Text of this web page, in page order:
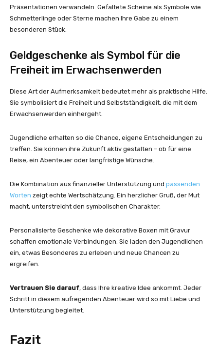
Präsentationen verwandeln. Gefaltete Scheine als Symbole wie
Schmetterlinge oder Sterne machen Ihre Gabe zu einem
besonderen Stück.
Geldgeschenke als Symbol für die
Freiheit im Erwachsenwerden
Diese Art der Aufmerksamkeit bedeutet mehr als praktische Hilfe.
Sie symbolisiert die Freiheit und Selbstständigkeit, die mit dem
Erwachsenwerden einhergeht.
Jugendliche erhalten so die Chance, eigene Entscheidungen zu
treffen. Sie können ihre Zukunft aktiv gestalten – ob für eine
Reise, ein Abenteuer oder langfristige Wünsche.
Die Kombination aus finanzieller Unterstützung und passenden
Worten zeigt echte Wertschätzung. Ein herzlicher Gruß, der Mut
macht, unterstreicht den symbolischen Charakter.
Personalisierte Geschenke wie dekorative Boxen mit Gravur
schaffen emotionale Verbindungen. Sie laden den Jugendlichen
ein, etwas Besonderes zu erleben und neue Chancen zu
ergreifen.
Vertrauen Sie darauf, dass Ihre kreative Idee ankommt. Jeder
Schritt in diesem aufregenden Abenteuer wird so mit Liebe und
Unterstützung begleitet.
Fazit